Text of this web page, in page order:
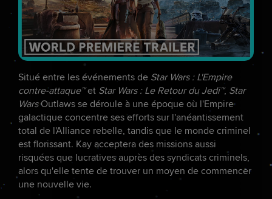
Situé entre les événements de Star Wars : L'Empire
contre-attaque™et Star Wars : Le Retour du Jedi™, Star
WarsOutlaws se déroule à une époque où l'Empire
galactique concentre ses efforts sur l'anéantissement
total de l'Alliance rebelle, tandis que le monde criminel
est florissant. Kay acceptera des missions aussi
risquées que lucratives auprès des syndicats criminels,
alors qu'elle tente de trouver un moyen de commencer
une nouvelle vie.